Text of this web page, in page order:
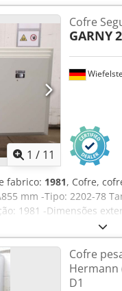
1 / 11
Cofre
GARNY
fabrico: 1981, Cofre,
mm -Tipo: 2202-78
1981 -Dimensões
Cofre
Hermann
D1